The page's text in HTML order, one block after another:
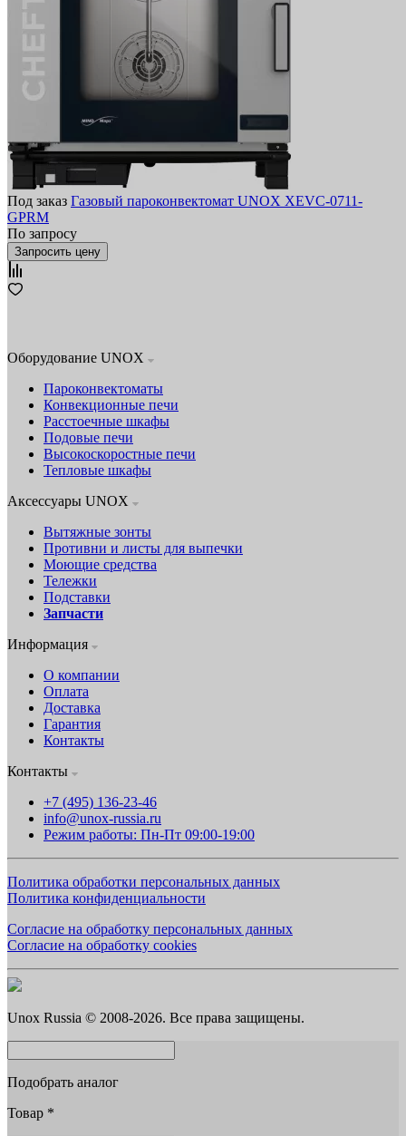
Под заказ Газовый пароконвектомат UNOX XEVC-0711-
GPRM
По запросу
Запросить цену
Оборудование UNOX
Пароконвектоматы
Конвекционные печи
Расстоечные шкафы
Подовые печи
Высокоскоростные печи
Тепловые шкафы
Аксессуары UNOX
Вытяжные зонты
Противни и листы для выпечки
Моющие средства
Тележки
Подставки
Запчасти
Информация
О компании
Оплата
Доставка
Гарантия
Контакты
Контакты
+7 (495) 136-23-46
info@unox-russia.ru
Режим работы: Пн-Пт 09:00-19:00
Политика обработки персональных данных
Политика конфиденциальности
Согласие на обработку персональных данных
Согласие на обработку cookies
Unox Russia © 2008-2026. Все права защищены.
Подобрать аналог
Товар *